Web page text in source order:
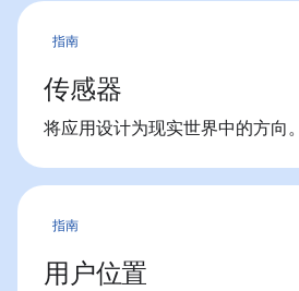
指南
传感器
将应用设计为现实世界中的方向。
指南
用户位置